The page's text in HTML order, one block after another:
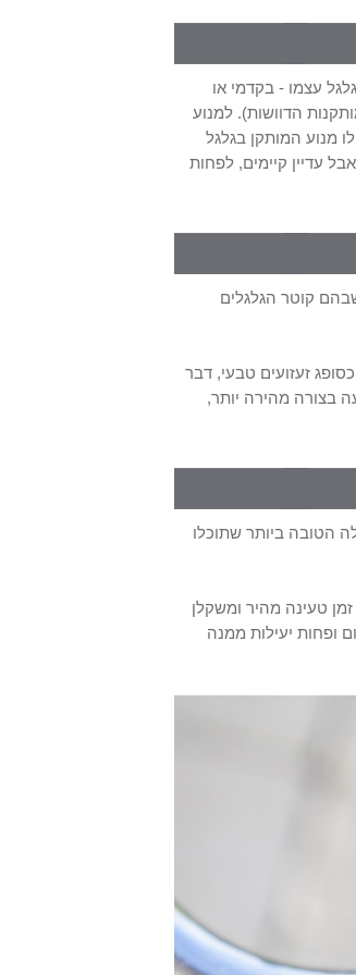
עצמו - בקדמי או
הדוושות). למנוע
מנוע המותקן בגלגל
עדיין קיימים, לפחות
קוטר הגלגלים
זעזועים טבעי, דבר
בצורה מהירה יותר,
הטובה ביותר שתוכלו
טעינה מהיר ומשקלן
ופחות יעילות ממנה